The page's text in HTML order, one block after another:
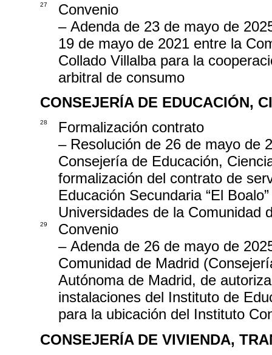
27
Convenio
– Adenda de 23 de mayo de
19 de mayo de 2021 entre la
Collado Villalba para la
arbitral de consumo
CONSEJERÍA DE EDUCACIÓN,
28
Formalización contrato
– Resolución de 26 de mayo de
Consejería de Educación,
formalización del contrato de
Educación Secundaria “El
Universidades de la Comunidad
29
Convenio
– Adenda de 26 de mayo de
Comunidad de Madrid
Autónoma de Madrid, de
instalaciones del Instituto de
para la ubicación del Instituto
CONSEJERÍA DE VIVIENDA,